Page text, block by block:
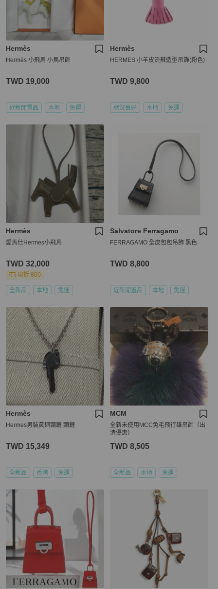
Hermès
Hermès 小飛馬 小馬吊飾
TWD 19,000
近新閒置品 本地 免運
Hermès
HERMES 小羊皮流蘇造型吊飾(粉色)
TWD 9,800
狀況良好 本地 免運
Hermès
愛馬仕Hermes小飛馬
TWD 32,000
現折 800
全新品 本地 免運
Salvatore Ferragamo
FERRAGAMO 全皮包包吊飾 黑色
TWD 8,800
近新閒置品 本地 免運
Hermès
Hermes男裝黃銅頸鏈 頸鏈
TWD 15,349
全新品 香港 免運
MCM
全新未使用MCC兔毛飛行雄吊飾（出
清優惠）
TWD 8,505
全新品 本地 免運